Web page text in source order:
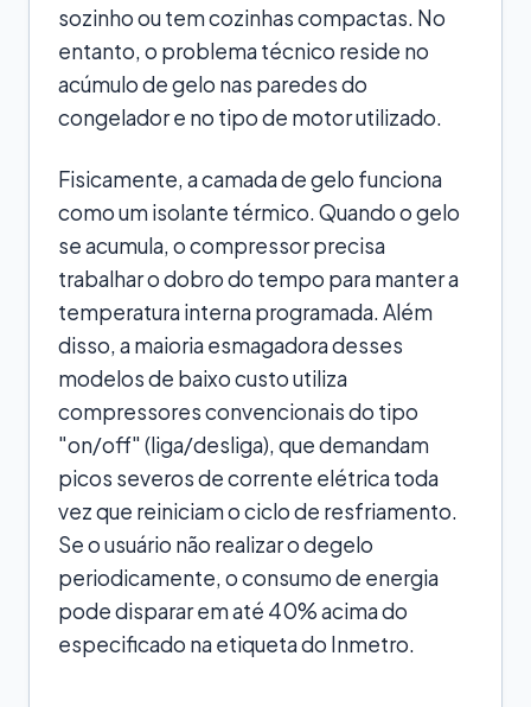
sozinho ou tem cozinhas compactas. No
entanto, o problema técnico reside no
acúmulo de gelo nas paredes do
congelador e no tipo de motor utilizado.
Fisicamente, a camada de gelo funciona
como um isolante térmico. Quando o gelo
se acumula, o compressor precisa
trabalhar o dobro do tempo para manter a
temperatura interna programada. Além
disso, a maioria esmagadora desses
modelos de baixo custo utiliza
compressores convencionais do tipo
"on/off" (liga/desliga), que demandam
picos severos de corrente elétrica toda
vez que reiniciam o ciclo de resfriamento.
Se o usuário não realizar o degelo
periodicamente, o consumo de energia
pode disparar em até 40% acima do
especificado na etiqueta do Inmetro.